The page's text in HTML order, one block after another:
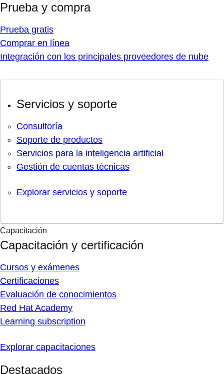
Prueba y compra
Prueba gratis
Comprar en línea
Integración con los principales proveedores de nube
Servicios y soporte
Consultoría
Soporte de productos
Servicios para la inteligencia artificial
Gestión de cuentas técnicas
Explorar servicios y soporte
Capacitación
Capacitación y certificación
Cursos y exámenes
Certificaciones
Evaluación de conocimientos
Red Hat Academy
Learning subscription
Explorar capacitaciones
Destacados